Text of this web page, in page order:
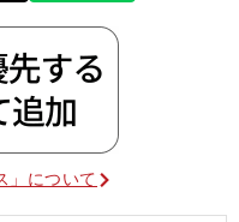
」について